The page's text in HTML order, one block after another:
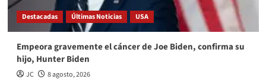
Destacadas Últimas Noticias USA
Empeora gravemente el cáncer de Joe Biden, confirma su
hijo, Hunter Biden
JC 8 agosto, 2026